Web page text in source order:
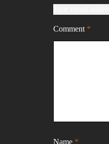
Comment *
Name *